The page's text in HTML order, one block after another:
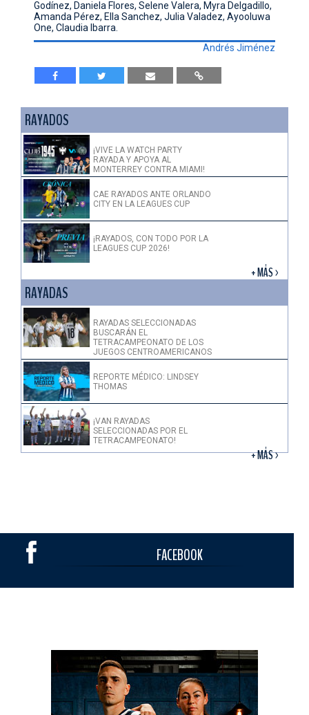
Godínez, Daniela Flores, Selene Valera, Myra Delgadillo,
Amanda Pérez, Ella Sanchez, Julia Valadez, Ayooluwa
One, Claudia Ibarra.
Andrés Jiménez
RAYADOS
¡VIVE LA WATCH PARTY
RAYADA Y APOYA AL
MONTERREY CONTRA MIAMI!
CAE RAYADOS ANTE ORLANDO
CITY EN LA LEAGUES CUP
¡RAYADOS, CON TODO POR LA
LEAGUES CUP 2026!
+ MÁS >
RAYADAS
RAYADAS SELECCIONADAS
BUSCARÁN EL
TETRACAMPEONATO DE LOS
JUEGOS CENTROAMERICANOS
REPORTE MÉDICO: LINDSEY
THOMAS
¡VAN RAYADAS
SELECCIONADAS POR EL
TETRACAMPEONATO!
+ MÁS >
FACEBOOK